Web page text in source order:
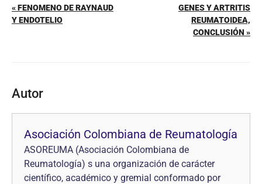
« FENOMENO DE RAYNAUD
Y ENDOTELIO
GENES Y ARTRITIS
REUMATOIDEA,
CONCLUSIÓN »
Autor
Asociación Colombiana de Reumatología
ASOREUMA (Asociación Colombiana de
Reumatología) s una organización de carácter
científico, académico y gremial conformado por